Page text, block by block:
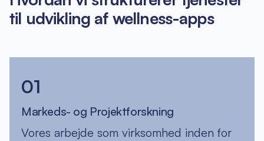
til udvikling af wellness-apps
01
Markeds- og Projektforskning
Vores arbejde som virksomhed inden for